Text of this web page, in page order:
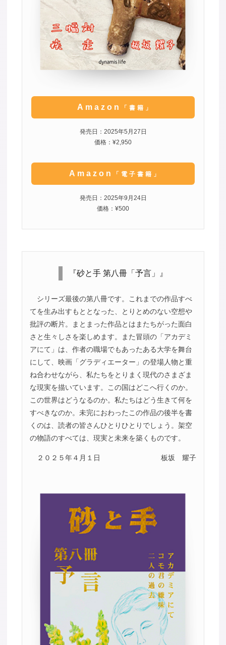
Amazon 「書籍」
発売日：2025年5月27日
価格：¥2,950
Amazon 「電子書籍」
発売日：2025年9月24日
価格：¥500
『砂と手 第八冊「予言」』
シリーズ最後の第八冊です。これまでの作品すべ
てを生み出すもととなった、とりとめのない空想や
批評の断片。まとまった作品とはまたちがった面白
さと生々しさを楽しめます。また冒頭の「アカデミ
アにて」は、作者の職場でもあったある大学を舞台
にして、映画「グラディエーター」の登場人物と重
ね合わせながら、私たちをとりまく現代のさまざま
な現実を描いています。この国はどこへ行くのか。
この世界はどうなるのか。私たちはどう生きて何を
すべきなのか。未完におわったこの作品の後半を書
くのは、読者の皆さんひとりひとりでしょう。架空
の物語のすべては、現実と未来を築くものです。
２０２５年４月１日 板坂 耀子